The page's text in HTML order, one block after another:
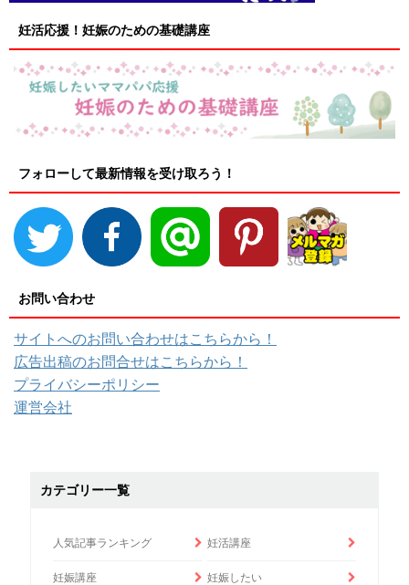
妊活応援！妊娠のための基礎講座
フォローして最新情報を受け取ろう！
お問い合わせ
サイトへのお問い合わせはこちらから！
広告出稿のお問合せはこちらから！
プライバシーポリシー
運営会社
カテゴリー一覧
人気記事ランキング 妊活講座
妊娠講座 妊娠したい